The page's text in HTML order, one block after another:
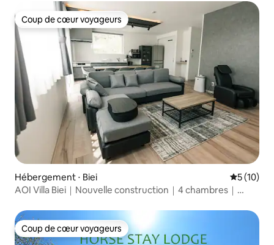
Coup de cœur voyageurs
Coup de cœur voyageurs
Hébergement ⋅ Biei
5 (10)
AOI Villa Biei｜Nouvelle construction｜4 chambres｜
Près d'Asahikawa et de Furano
Coup de cœur voyageurs
Coup de cœur voyageurs